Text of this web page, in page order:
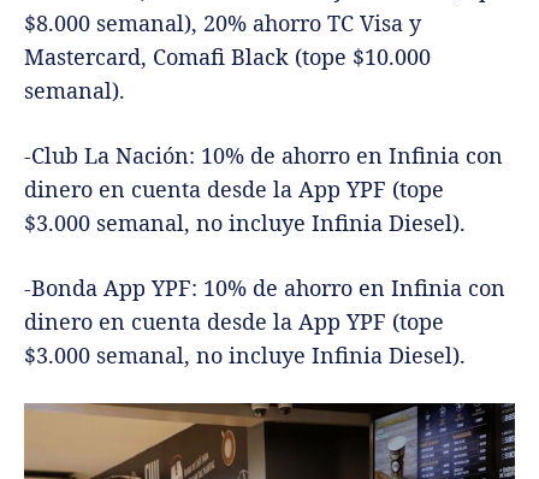
$8.000 semanal), 20% ahorro TC Visa y
Mastercard, Comafi Black (tope $10.000
semanal).
-Club La Nación: 10% de ahorro en Infinia con
dinero en cuenta desde la App YPF (tope
$3.000 semanal, no incluye Infinia Diesel).
-Bonda App YPF: 10% de ahorro en Infinia con
dinero en cuenta desde la App YPF (tope
$3.000 semanal, no incluye Infinia Diesel).